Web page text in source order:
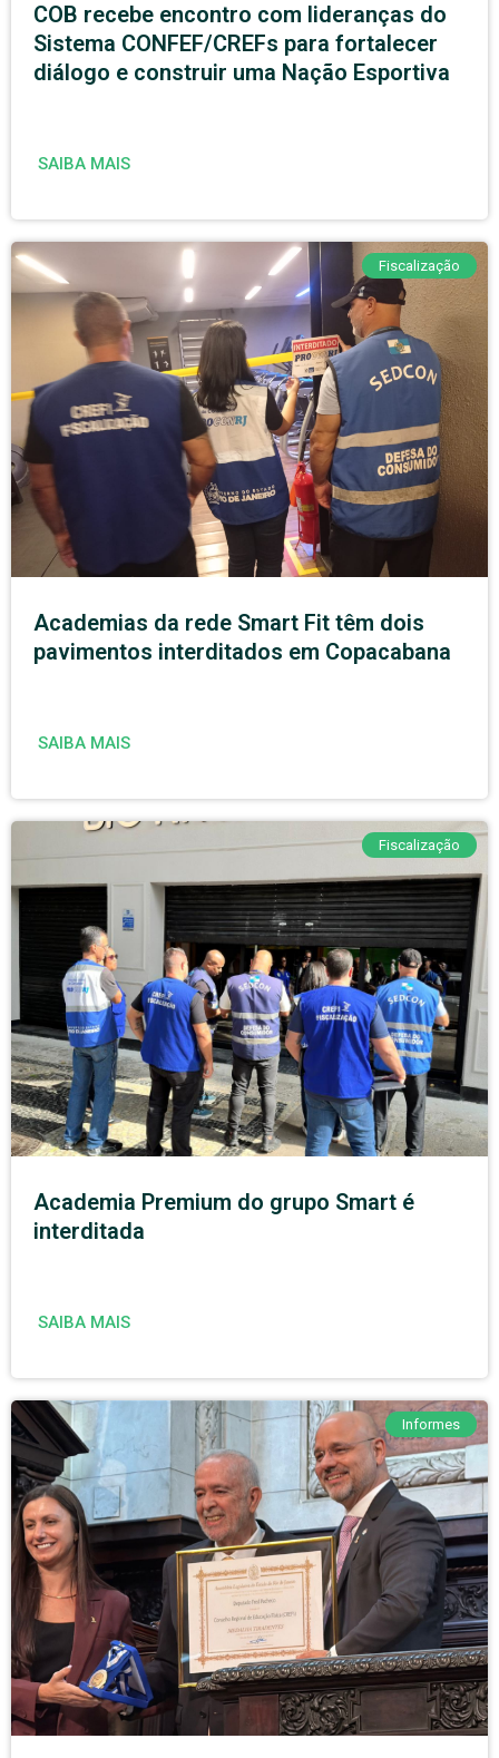
COB recebe encontro com lideranças do
Sistema CONFEF/CREFs para fortalecer
diálogo e construir uma Nação Esportiva
SAIBA MAIS
Fiscalização
Academias da rede Smart Fit têm dois
pavimentos interditados em Copacabana
SAIBA MAIS
Fiscalização
Academia Premium do grupo Smart é
interditada
SAIBA MAIS
Informes